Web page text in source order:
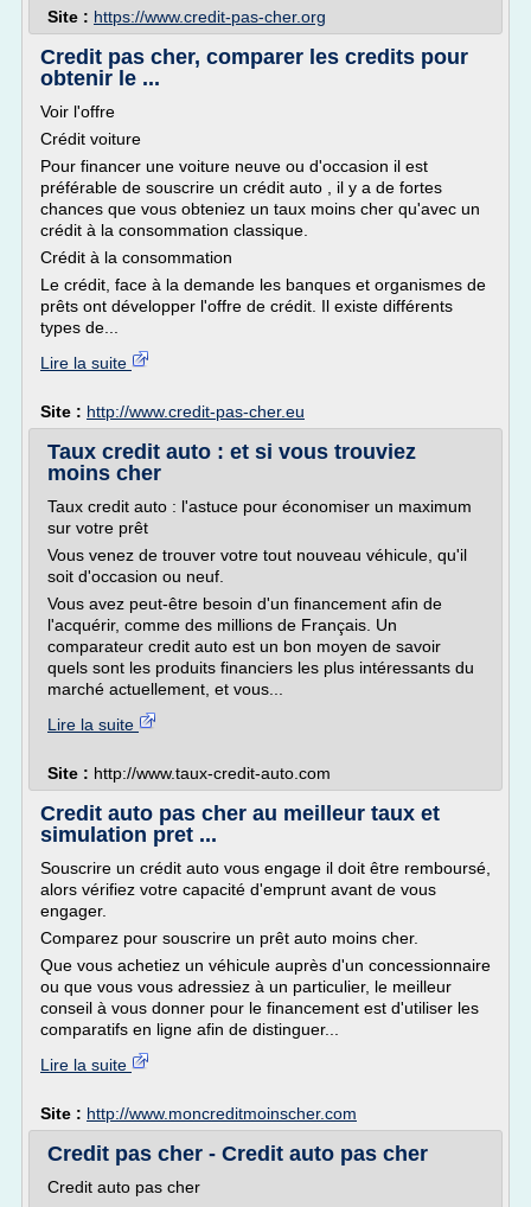
Site : https://www.credit-pas-cher.org
Credit pas cher, comparer les credits pour
obtenir le ...
Voir l'offre
Crédit voiture
Pour financer une voiture neuve ou d'occasion il est
préférable de souscrire un crédit auto , il y a de fortes
chances que vous obteniez un taux moins cher qu'avec un
crédit à la consommation classique.
Crédit à la consommation
Le crédit, face à la demande les banques et organismes de
prêts ont développer l'offre de crédit. Il existe différents
types de...
Lire la suite
Site : http://www.credit-pas-cher.eu
Taux credit auto : et si vous trouviez
moins cher
Taux credit auto : l'astuce pour économiser un maximum
sur votre prêt
Vous venez de trouver votre tout nouveau véhicule, qu'il
soit d'occasion ou neuf.
Vous avez peut-être besoin d'un financement afin de
l'acquérir, comme des millions de Français. Un
comparateur credit auto est un bon moyen de savoir
quels sont les produits financiers les plus intéressants du
marché actuellement, et vous...
Lire la suite
Site : http://www.taux-credit-auto.com
Credit auto pas cher au meilleur taux et
simulation pret ...
Souscrire un crédit auto vous engage il doit être remboursé,
alors vérifiez votre capacité d'emprunt avant de vous
engager.
Comparez pour souscrire un prêt auto moins cher.
Que vous achetiez un véhicule auprès d'un concessionnaire
ou que vous vous adressiez à un particulier, le meilleur
conseil à vous donner pour le financement est d'utiliser les
comparatifs en ligne afin de distinguer...
Lire la suite
Site : http://www.moncreditmoinscher.com
Credit pas cher - Credit auto pas cher
Credit auto pas cher